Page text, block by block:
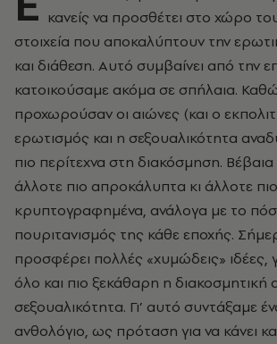
κανείς να προσθέτει στο χώρο
στοιχεία που αποκαλύπτουν την
και διάθεση. Αυτό συμβαίνει από την
κατοικούσαμε ακόμα σε σπήλαια.
προχωρούσαν οι αιώνες (και ο
ερωτισμός και η σεξουαλικότητα
πιο περίτεχνα στη διακόσμηση.
άλλοτε πιο απροκάλυπτα κι άλλοτε πιο
κρυπτογραφημένα, ανάλογα με το
πουριτανισμός της κάθε εποχής.
προσφέρει πολλές «χυμώδεις» ιδέες,
όλο και πιο ξεκάθαρη η
σεξουαλικότητα. Γι’ αυτό συντάξαμε
ανθολόγιο, ως πρόταση για να κάνει